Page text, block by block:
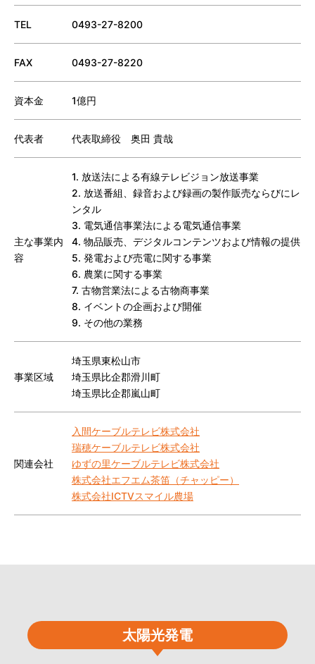
TEL 0493-27-8200
FAX 0493-27-8220
資本金 1億円
代表者 代表取締役 奥田 貴哉
主な事業内
容
1. 放送法による有線テレビジョン放送事業
2. 放送番組、録音および録画の製作販売ならびにレ
ンタル
3. 電気通信事業法による電気通信事業
4. 物品販売、デジタルコンテンツおよび情報の提供
5. 発電および売電に関する事業
6. 農業に関する事業
7. 古物営業法による古物商事業
8. イベントの企画および開催
9. その他の業務
事業区域
埼玉県東松山市
埼玉県比企郡滑川町
埼玉県比企郡嵐山町
関連会社
入間ケーブルテレビ株式会社
瑞穂ケーブルテレビ株式会社
ゆずの里ケーブルテレビ株式会社
株式会社エフエム茶笛（チャッピー）
株式会社ICTVスマイル農場
太陽光発電